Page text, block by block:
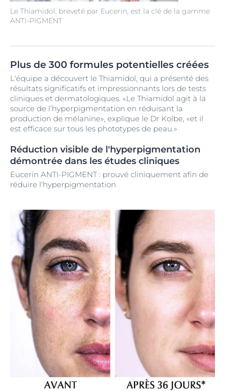
Le Thiamidol, breveté par Eucerin, est la clé de la gamme
ANTI-PIGMENT
Plus de 300 formules potentielles créées
L'équipe a découvert le Thiamidol, qui a présenté des
résultats significatifs et impressionnants lors de tests
cliniques et dermatologiques. «Le Thiamidol agit à la
source de l’hyperpigmentation en réduisant la
production de mélanine», explique le Dr Kolbe, «et il
est efficace sur tous les phototypes de peau.»
Réduction visible de l'hyperpigmentation
démontrée dans les études cliniques
Eucerin ANTI-PIGMENT : prouvé cliniquement afin de
réduire l'hyperpigmentation